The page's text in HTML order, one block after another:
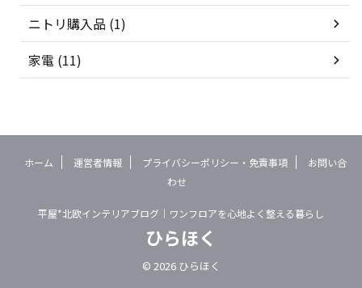
ニトリ購入品 (1)
家電 (11)
ホーム 運営者情報 プライバシーポリシー・免責事項
お問い合
わせ
平屋*北欧インテリアブログ｜ワンフロアを心地よく整える暮らし
ひらほく
© 2026 ひらほく